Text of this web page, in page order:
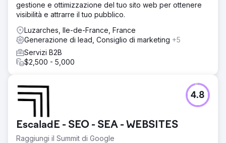
gestione e ottimizzazione del tuo sito web per ottenere
visibilità e attrarre il tuo pubblico.
Luzarches, Ile-de-France, France
Generazione di lead, Consiglio di marketing +5
Servizi B2B
$2,500 - 5,000
EscaladE - SEO - SEA - WEBSITES
Raggiungi il Summit di Google
4.8